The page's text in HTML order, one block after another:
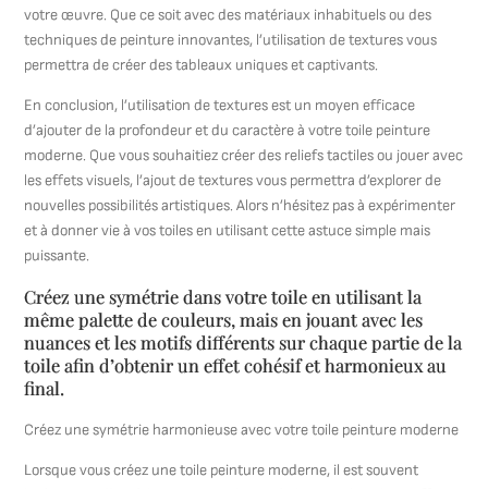
votre œuvre. Que ce soit avec des matériaux inhabituels ou des
techniques de peinture innovantes, l’utilisation de textures vous
permettra de créer des tableaux uniques et captivants.
En conclusion, l’utilisation de textures est un moyen efficace
d’ajouter de la profondeur et du caractère à votre toile peinture
moderne. Que vous souhaitiez créer des reliefs tactiles ou jouer avec
les effets visuels, l’ajout de textures vous permettra d’explorer de
nouvelles possibilités artistiques. Alors n’hésitez pas à expérimenter
et à donner vie à vos toiles en utilisant cette astuce simple mais
puissante.
Créez une symétrie dans votre toile en utilisant la
même palette de couleurs, mais en jouant avec les
nuances et les motifs différents sur chaque partie de la
toile afin d’obtenir un effet cohésif et harmonieux au
final.
Créez une symétrie harmonieuse avec votre toile peinture moderne
Lorsque vous créez une toile peinture moderne, il est souvent